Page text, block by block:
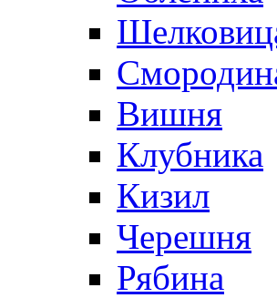
Вишня
Клубника
Кизил
Черешня
Рябина